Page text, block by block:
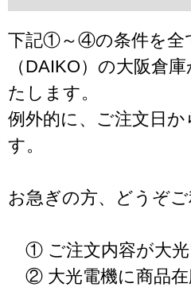
下記①～④の条件を全
（DAIKO）の大阪倉
たします。
例外的に、ご注文日
す。
お急ぎの方、どうぞご
① ご注文内容が大光
② 大光電機に商品在